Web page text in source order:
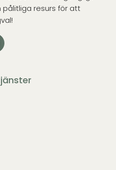
pålitliga resurs för att